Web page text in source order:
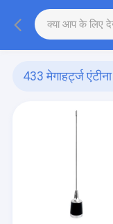
433 मेगाहर्ट्ज एंटीना